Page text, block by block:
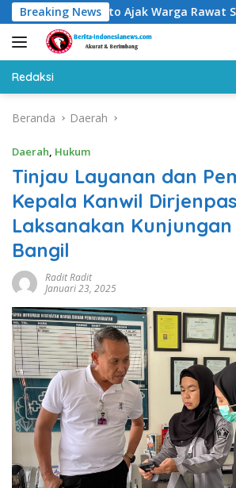
Langsung
ke
konten
Breaking News
Susmanto Ajak Warga Rawat Semangat
Redaksi
Beranda Daerah
Daerah, Hukum
Tinjau Layanan dan
Kepala Kanwil
Laksanakan
Bangil
Radit Radit
Januari 23, 2025